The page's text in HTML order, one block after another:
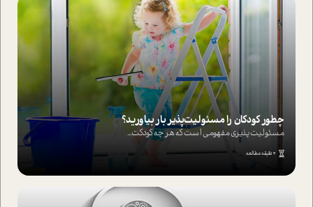
چطور کودکان را مسئولیت‌پذیر بار بیاورید؟
مسئولیت پذیری مفهومی ا ست که هر چه کودکت...
4 دقیقه مطالعه